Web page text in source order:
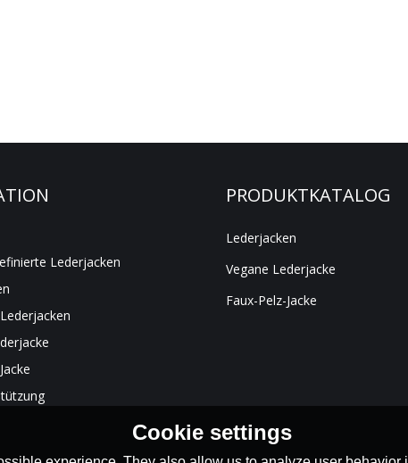
Lederjacken
PRODUKTKATALOG
Lederjacken
Vegane Lederjacke
Faux-Pelz-Jacke
Cookie settings